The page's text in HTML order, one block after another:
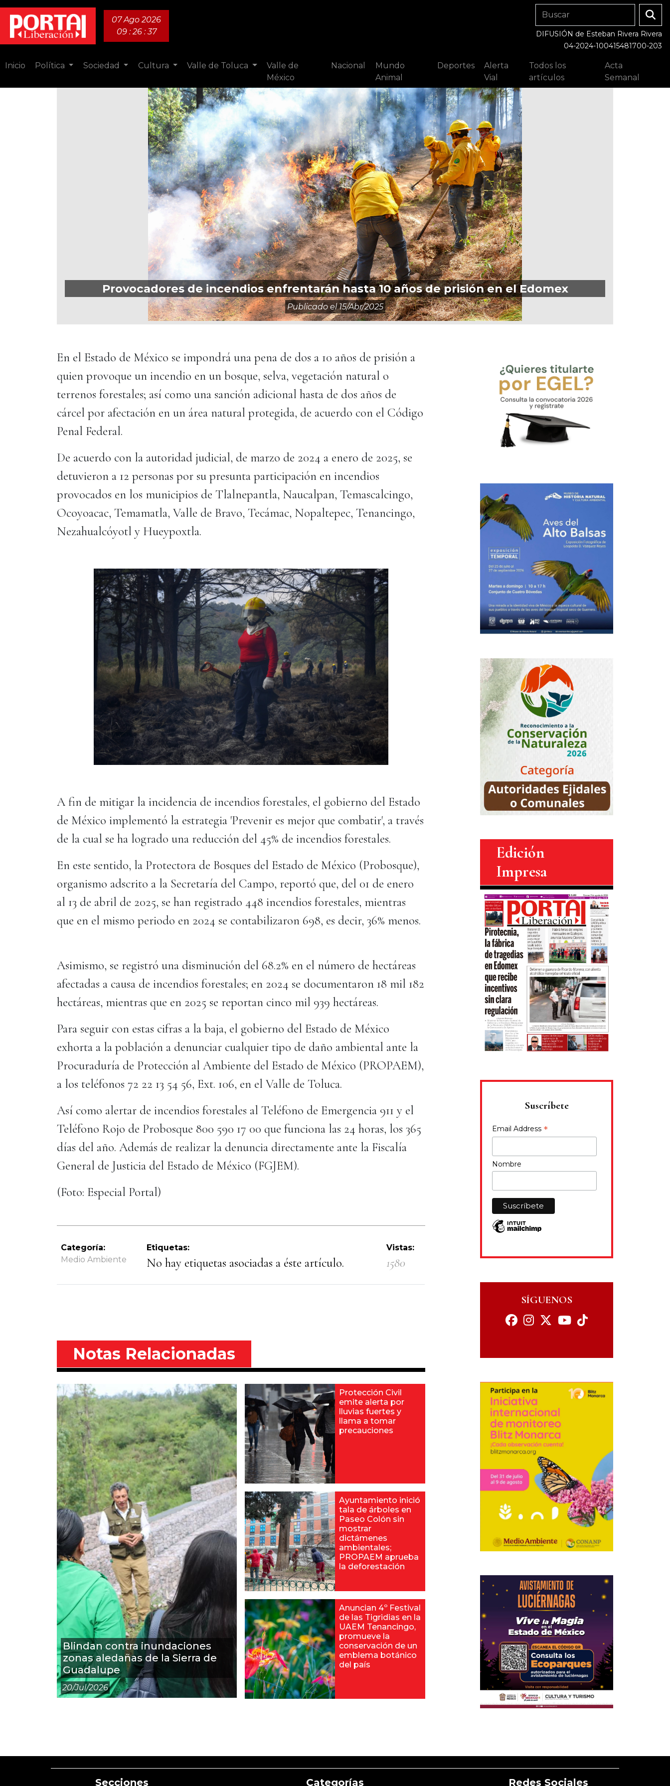
07 Ago 2026
09 : 26 : 38
DIFUSIÓN de Esteban Rivera Rivera
04-2024-100415481700-203
Inicio Política Sociedad Cultura Valle de Toluca
Valle de
México
Nacional
Mundo
Animal
Deportes
Alerta
Vial
Todos los
artículos
Acta
Semanal
Provocadores de incendios enfrentarán hasta 10 años de prisión en el Edomex
Publicado el15/abr/2025
En el Estado de México se impondrá una pena de dos a 10 años de prisión a
quien provoque un incendio en un bosque, selva, vegetación natural o
terrenos forestales; así como una sanción adicional hasta de dos años de
cárcel por afectación en un área natural protegida, de acuerdo con el Código
Penal Federal.
De acuerdo con la autoridad judicial, de marzo de 2024 a enero de 2025, se
detuvieron a 12 personas por su presunta participación en incendios
provocados en los municipios de Tlalnepantla, Naucalpan, Temascalcingo,
Ocoyoacac, Temamatla, Valle de Bravo, Tecámac, Nopaltepec, Tenancingo,
Nezahualcóyotl y Hueypoxtla.
A fin de mitigar la incidencia de incendios forestales, el gobierno del Estado
de México implementó la estrategia 'Prevenir es mejor que combatir', a través
de la cual se ha logrado una reducción del 45% de incendios forestales.
En este sentido, la Protectora de Bosques del Estado de México (Probosque),
organismo adscrito a la Secretaría del Campo, reportó que, del 01 de enero
al 13 de abril de 2025, se han registrado 448 incendios forestales, mientras
que en el mismo periodo en 2024 se contabilizaron 698, es decir, 36% menos.
Asimismo, se registró una disminución del 68.2% en el número de hectáreas
afectadas a causa de incendios forestales; en 2024 se documentaron 18 mil 182
hectáreas, mientras que en 2025 se reportan cinco mil 939 hectáreas.
Para seguir con estas cifras a la baja, el gobierno del Estado de México
exhorta a la población a denunciar cualquier tipo de daño ambiental ante la
Procuraduría de Protección al Ambiente del Estado de México (PROPAEM),
a los teléfonos 72 22 13 54 56, Ext. 106, en el Valle de Toluca.
Así como alertar de incendios forestales al Teléfono de Emergencia 911 y el
Teléfono Rojo de Probosque 800 590 17 00 que funciona las 24 horas, los 365
días del año. Además de realizar la denuncia directamente ante la Fiscalía
General de Justicia del Estado de México (FGJEM).
(Foto: Especial Portal)
Categoría:
Medio Ambiente
Etiquetas:
No hay etiquetas asociadas a éste artículo.
Vistas:
1580
Notas Relacionadas
Blindan contra inundaciones
zonas aledañas de la Sierra de
Guadalupe
20/jul/2026
Protección Civil
emite alerta por
lluvias fuertes y
llama a tomar
precauciones
Ayuntamiento inició
tala de árboles en
Paseo Colón sin
mostrar
dictámenes
ambientales;
PROPAEM aprueba
la deforestación
Anuncian 4º Festival
de las Tigridias en la
UAEM Tenancingo,
promueve la
conservación de un
emblema botánico
del país
Edición
Impresa
Suscríbete
Email Address *
Nombre
SÍGUENOS
Secciones Categorías Redes Sociales